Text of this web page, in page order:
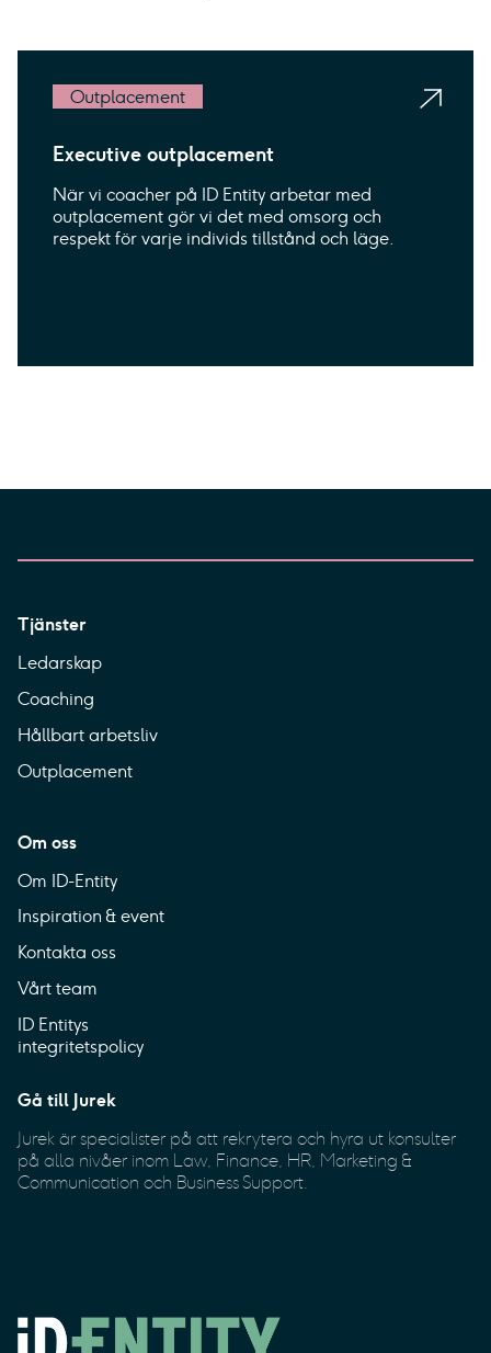
Outplacement
Executive outplacement
När vi coacher på ID Entity arbetar med
outplacement gör vi det med omsorg och
respekt för varje individs tillstånd och läge.
Tjänster
Ledarskap
Coaching
Hållbart arbetsliv
Outplacement
Om oss
Om ID-Entity
Inspiration & event
Kontakta oss
Vårt team
ID Entitys
integritetspolicy
Gå till Jurek
Jurek är specialister på att rekrytera och hyra ut konsulter
på alla nivåer inom Law, Finance, HR, Marketing &
Communication och Business Support.